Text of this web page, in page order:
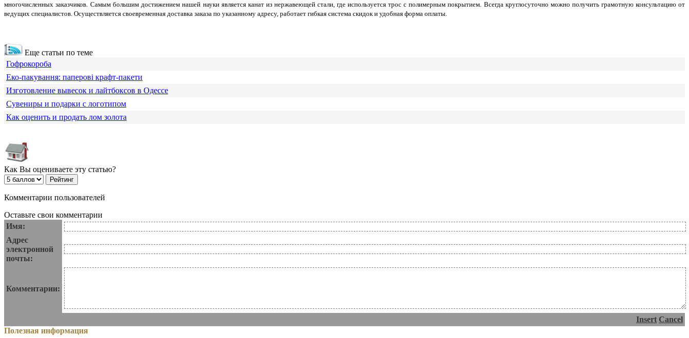
многочисленных заказчиков. Самым большим достижением нашей науки является канат из нержавеющей стали, где используется трос с полимерным покрытием. Всегда круглосуточно можно получить грамотную консультацию от
ведущих специалистов. Осуществляется своевременная доставка заказа по указанному адресу, работает гибкая система скидок и удобная форма оплаты.
Еще статьи по теме
Гофрокороба
Еко-пакування: паперові крафт-пакети
Изготовление вывесок и лайтбоксов в Одессе
Сувениры и подарки с логотипом
Как оценить и продать лом золота
Как Вы оцениваете эту статью?
Комментарии пользователей
Оставьте свои комментарии
Имя:
Адрес
электронной
почты:
Комментарии:
Insert Cancel
Полезная информация